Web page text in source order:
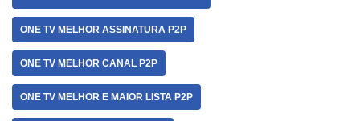
ONE TV MELHOR ASSINATURA P2P
ONE TV MELHOR CANAL P2P
ONE TV MELHOR E MAIOR LISTA P2P